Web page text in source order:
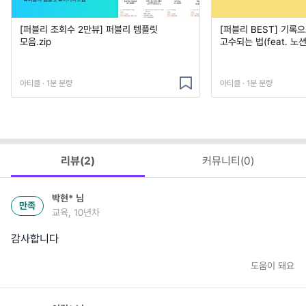
[퍼블리 조회수 2만뷰] 퍼블리 템플릿
모음.zip
아티클 · 1분 분량
[퍼블리 BEST] 기록
고수되는 법(feat. 노
아티클 · 1분 분량
리뷰(2) 커뮤니티(0)
만족
박현* 님
교육, 10년차
감사합니다
도움이 돼요